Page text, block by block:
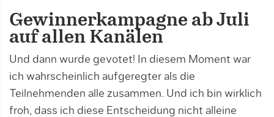
Gewinnerkampagne ab Juli
auf allen Kanälen
Und dann wurde gevotet! In diesem Moment war
ich wahrscheinlich aufgeregter als die
Teilnehmenden alle zusammen. Und ich bin wirklich
froh, dass ich diese Entscheidung nicht alleine